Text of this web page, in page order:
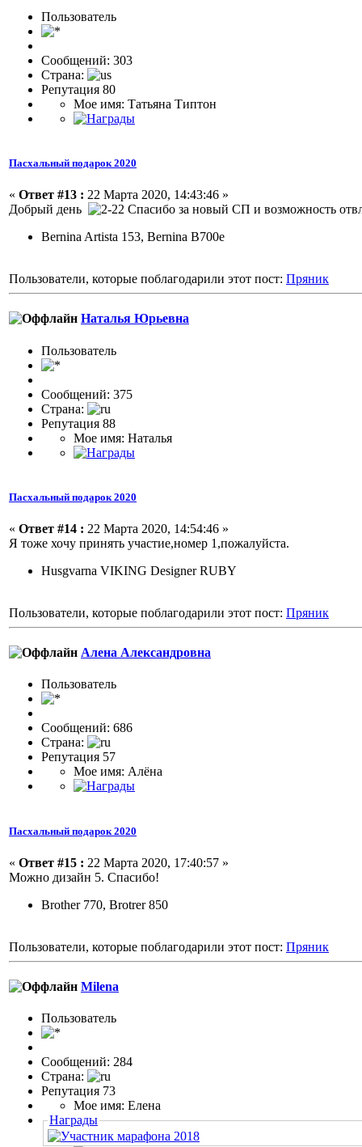
Пользовaтeль
Сообщений: 303
Страна:
Репутация 80
Мое имя: Татьяна Типтон
Пасхальный подарок 2020
« Ответ #13 : 22 Марта 2020, 14:43:46 »
Добрый день
Спасибо за новый СП и возможность
Bernina Artista 153, Bernina B700e
Пользователи, которые поблагодарили этот пост: Пряник
Наталья Юрьевна
Пользовaтeль
Сообщений: 375
Страна:
Репутация 88
Мое имя: Наталья
Пасхальный подарок 2020
« Ответ #14 : 22 Марта 2020, 14:54:46 »
Я тоже хочу принять участие,номер 1,пожалуйста.
Husgvarna VIKING Designer RUBY
Пользователи, которые поблагодарили этот пост: Пряник
Алена Александровна
Пользовaтeль
Сообщений: 686
Страна:
Репутация 57
Мое имя: Алёна
Пасхальный подарок 2020
« Ответ #15 : 22 Марта 2020, 17:40:57 »
Можно дизайн 5. Спасибо!
Brother 770, Brotrer 850
Пользователи, которые поблагодарили этот пост: Пряник
Milena
Пользовaтeль
Сообщений: 284
Страна:
Репутация 73
Мое имя: Елена
Награды